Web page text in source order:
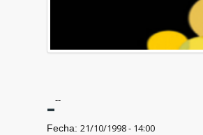
---
Fecha:21/10/1998 - 14:00